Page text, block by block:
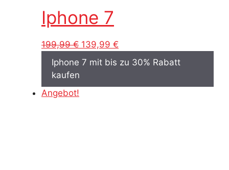
Iphone 7
199,99€ Ursprünglicher
Preis
139,99 €
Preis
Iphone 7 mit bis zu 30% Rabatt
kaufen
Angebot!